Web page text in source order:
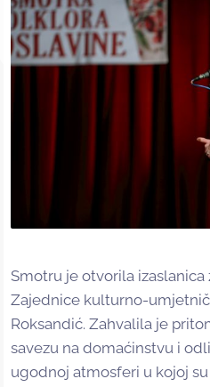
Smotru je otvorila
Zajednice kulturno-
Roksandić. Zahvalila je
savezu na domaćinstvu i
ugodnoj atmosferi u kojoj